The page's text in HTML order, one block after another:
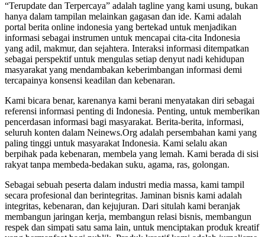
“Terupdate dan Terpercaya” adalah tagline yang kami usung, bukan
hanya dalam tampilan melainkan gagasan dan ide. Kami adalah
portal berita online indonesia yang bertekad untuk menjadikan
informasi sebagai instrumen untuk mencapai cita-cita Indonesia
yang adil, makmur, dan sejahtera. Interaksi informasi ditempatkan
sebagai perspektif untuk mengulas setiap denyut nadi kehidupan
masyarakat yang mendambakan keberimbangan informasi demi
tercapainya konsensi keadilan dan kebenaran.
Kami bicara benar, karenanya kami berani menyatakan diri sebagai
referensi informasi penting di Indonesia. Penting, untuk memberikan
pencerdasan informasi bagi masyarakat. Berita-berita, informasi,
seluruh konten dalam Neinews.Org adalah persembahan kami yang
paling tinggi untuk masyarakat Indonesia. Kami selalu akan
berpihak pada kebenaran, membela yang lemah. Kami berada di sisi
rakyat tanpa membeda-bedakan suku, agama, ras, golongan.
Sebagai sebuah peserta dalam industri media massa, kami tampil
secara profesional dan berintegritas. Jaminan bisnis kami adalah
integritas, kebenaran, dan kejujuran. Dari situlah kami beranjak
membangun jaringan kerja, membangun relasi bisnis, membangun
respek dan simpati satu sama lain, untuk menciptakan produk kreatif